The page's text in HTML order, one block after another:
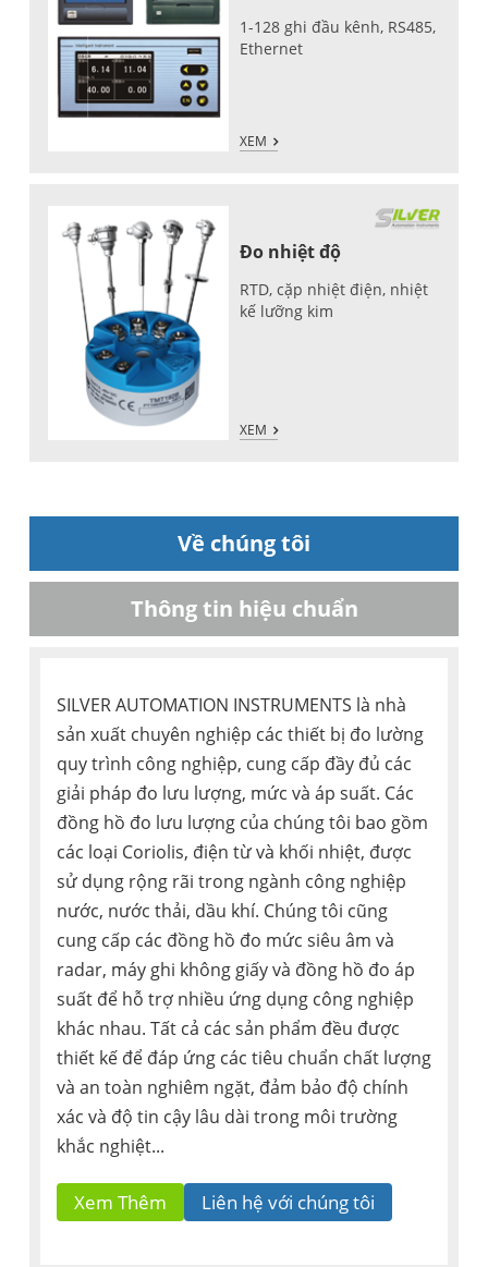
1-128 ghi đầu kênh, RS485,
Ethernet
XEM
Đo nhiệt độ
RTD, cặp nhiệt điện, nhiệt
kế lưỡng kim
XEM
Về chúng tôi
Thông tin hiệu chuẩn
SILVER AUTOMATION INSTRUMENTS là nhà
sản xuất chuyên nghiệp các thiết bị đo lường
quy trình công nghiệp, cung cấp đầy đủ các
giải pháp đo lưu lượng, mức và áp suất. Các
đồng hồ đo lưu lượng của chúng tôi bao gồm
các loại Coriolis, điện từ và khối nhiệt, được
sử dụng rộng rãi trong ngành công nghiệp
nước, nước thải, dầu khí. Chúng tôi cũng
cung cấp các đồng hồ đo mức siêu âm và
radar, máy ghi không giấy và đồng hồ đo áp
suất để hỗ trợ nhiều ứng dụng công nghiệp
khác nhau. Tất cả các sản phẩm đều được
thiết kế để đáp ứng các tiêu chuẩn chất lượng
và an toàn nghiêm ngặt, đảm bảo độ chính
xác và độ tin cậy lâu dài trong môi trường
khắc nghiệt...
Xem Thêm Liên hệ với chúng tôi